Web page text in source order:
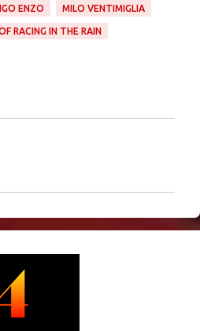
ENZO MILO VENTIMIGLIA
RACING IN THE RAIN